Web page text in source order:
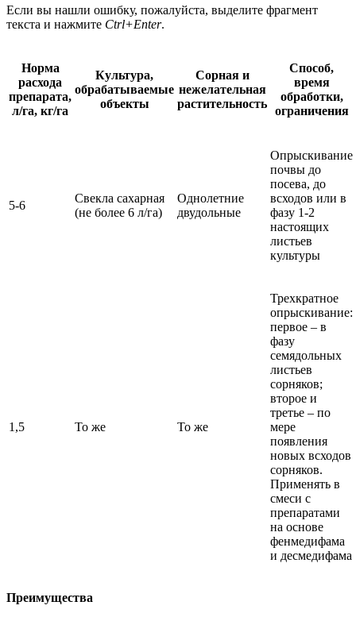
Если вы нашли ошибку, пожалуйста, выделите фрагмент
текста и нажмите Ctrl+Enter.
Норма
расхода
препарата,
л/га, кг/га
Культура,
обрабатываемые
объекты
Сорная и
нежелательная
растительность
Способ,
время
обработки,
ограничения
5-6
Свекла сахарная
(не более 6 л/га)
Однолетние
двудольные
Опрыскивание
почвы до
посева, до
всходов или в
фазу 1-2
настоящих
листьев
культуры
1,5 То же То же
Трехкратное
опрыскивание:
первое – в
фазу
семядольных
листьев
сорняков;
второе и
третье – по
мере
появления
новых всходов
сорняков.
Применять в
смеси с
препаратами
на основе
фенмедифама
и десмедифама
Преимущества